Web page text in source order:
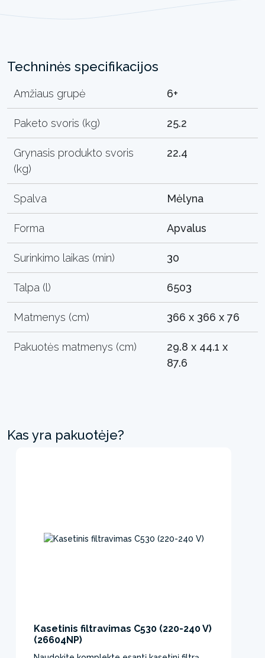
Techninės specifikacijos
Amžiaus grupė 6+
Paketo svoris (kg) 25.2
Grynasis produkto svoris
(kg)
22.4
Spalva Mėlyna
Forma Apvalus
Surinkimo laikas (min) 30
Talpa (l) 6503
Matmenys (cm) 366 x 366 x 76
Pakuotės matmenys (cm)
29.8 x 44.1 x
87.6
Kas yra pakuotėje?
Kasetinis filtravimas C530 (220-240 V)
(26604NP)